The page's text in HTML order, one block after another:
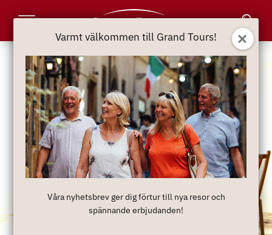
NavigationVarmt välkommen till Grand Tours!
Våra nyhetsbrev ger dig förtur till nya resor och
spännande erbjudanden!